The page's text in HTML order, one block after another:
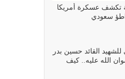
رسول الله معرفة
عظمته
هنا اترك القرآن
ما لديك على…
تكشف عسكرة أمريكا
سعودي
للشهيد القائد حسين بدر
الله عليه.. كيف